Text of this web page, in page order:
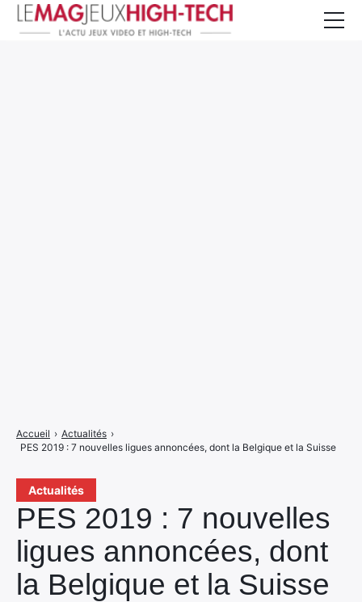
Actualités
PES 2019 : 7 nouvelles
ligues annoncées, dont
la Belgique et la Suisse
Accueil › Actualités ›
PES 2019 : 7 nouvelles ligues annoncées, dont la Belgique et la Suisse